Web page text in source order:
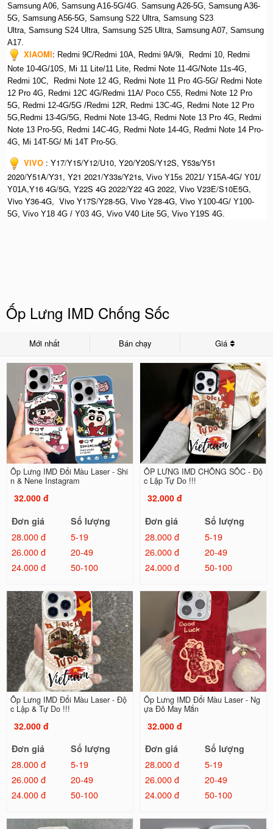
Samsung A06, Samsung A16-5G/4G. Samsung A26-5G, Samsung A36-
5G, Samsung A56-5G, Samsung S22 Ultra, Samsung S23
Ultra, Samsung S24 Ultra, Samsung S25 Ultra, Samsung A07, Samsung
A17.
XIAOMI: Redmi 9C/Redmi 10A, Redmi 9A/9i, Redmi 10, Redmi
Note 10-4G/10S, Mi 11 Lite/11 Lite, Redmi Note 11-4G/Note 11s-4G,
Redmi 10C, Redmi Note 12 4G, Redmi Note 11 Pro 4G-5G/ Redmi Note
12 Pro 4G, Redmi 12C 4G/Redmi 11A/ Poco C55, Redmi Note 12 Pro
5G, Redmi 12-4G/5G /Redmi 12R, Redmi 13C-4G, Redmi Note 12 Pro
5G,Redmi 13-4G/5G, Redmi Note 13-4G, Redmi Note 13 Pro 4G, Redmi
Note 13 Pro-5G, Redmi 14C-4G, Redmi Note 14-4G, Redmi Note 14 Pro-
4G, Mi 14T-5G/ Mi 14T Pro-5G.
VIVO : Y17/Y15/Y12/U10, Y20/Y20S/Y12S, Y53s/Y51
2020/Y51A/Y31, Y21 2021/Y33s/Y21s, Vivo Y15s 2021/ Y15A-4G/ Y01/
Y01A,Y16 4G/5G, Y22S 4G 2022/Y22 4G 2022, Vivo V23E/S10E5G,
Vivo Y36-4G, Vivo Y17S/Y28-5G, Vivo Y28-4G, Vivo Y100-4G/ Y100-
5G, Vivo Y18 4G / Y03 4G, Vivo V40 Lite 5G, Vivo Y19S 4G.
Ốp Lưng IMD Chống Sốc
Mới nhất Bán chạy Giá
Ốp Lưng IMD Đổi Màu Laser - Shi
n & Nene Instagram
32.000 đ
Đơn giá
Số lượng
28.000 đ
5-19
26.000 đ
20-49
24.000 đ
50-100
ỐP LƯNG IMD CHỐNG SỐC - Độ
c Lập Tự Do !!!
32.000 đ
Đơn giá
Số lượng
28.000 đ
5-19
26.000 đ
20-49
24.000 đ
50-100
Ốp Lưng IMD Đổi Màu Laser - Độ
c Lập & Tự Do !!!
32.000 đ
Đơn giá
Số lượng
28.000 đ
5-19
26.000 đ
20-49
24.000 đ
50-100
Ốp Lưng IMD Đổi Màu Laser - Ng
ựa Đỏ May Mắn
32.000 đ
Đơn giá
Số lượng
28.000 đ
5-19
26.000 đ
20-49
24.000 đ
50-100